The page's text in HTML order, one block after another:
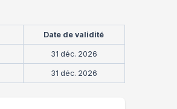
Date de validité
31 déc. 2026
31 déc. 2026